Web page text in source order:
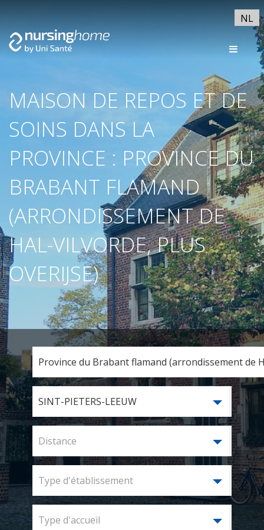
NL
MAISON DE REPOS ET DE
SOINS DANS LA
PROVINCE : PROVINCE DU
BRABANT FLAMAND
(ARRONDISSEMENT DE
HAL-VILVORDE, PLUS
OVERIJSE)
Province du Brabant flamand (arrondissement de
SINT-PIETERS-LEEUW
Distance
Type d'établissement
Type d'accueil